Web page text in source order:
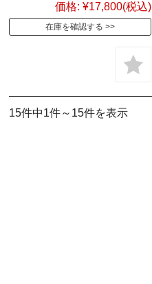
価格: ¥17,800(税込)
在庫を確認する
15件中1件～15件を表示